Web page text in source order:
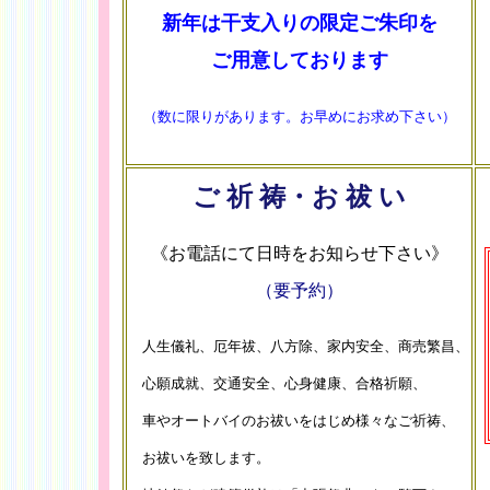
新年は干支入りの限定ご朱印を
ご用意しております
（数に限りがあります。お早めにお求め下さい）
ご 祈 祷・お 祓 い
《お電話にて日時をお知らせ下さい》
（要予約）
人生儀礼、厄年祓、八方除、家内安全、商売繁昌、
心願成就、交通安全、心身健康、合格祈願、
車やオートバイのお祓いをはじめ様々なご祈祷、
お祓いを致します。